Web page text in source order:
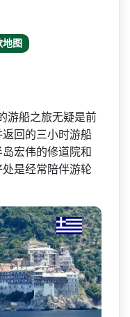
地图
游船之旅无­疑是前
回的三小时游­船
宏伟的修道院和
是经常陪伴游轮